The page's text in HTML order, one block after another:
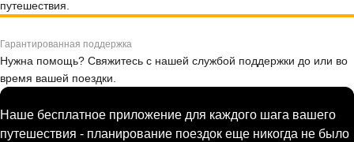
путешествия.
Гарантированная поддержка
Нужна помощь? Свяжитесь с нашей службой поддержки до или во
время вашей поездки.
Наше бесплатное приложение для каждого шага вашего
путешествия - планирование поездок еще никогда не было